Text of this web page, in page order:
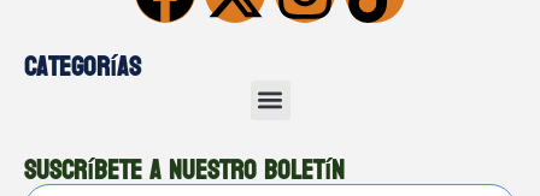
Categorías
Suscríbete a nuestro boletín